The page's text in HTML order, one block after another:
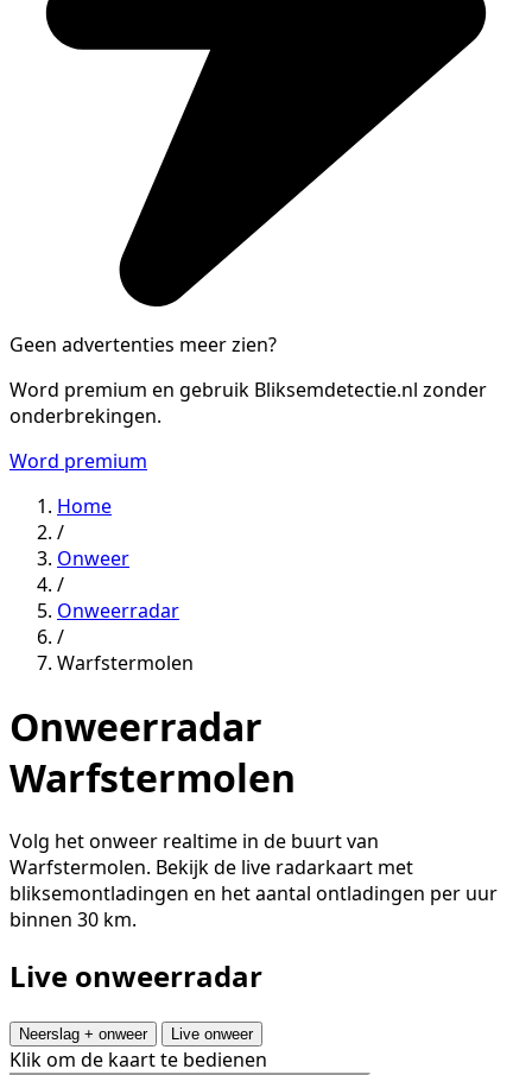
Geen advertenties meer zien?
Word premium en gebruik Bliksemdetectie.nl zonder
onderbrekingen.
Word premium
Home
/
Onweer
/
Onweerradar
/
Warfstermolen
Onweerradar
Warfstermolen
Volg het onweer realtime in de buurt van
Warfstermolen. Bekijk de live radarkaart met
bliksemontladingen en het aantal ontladingen per uur
binnen 30 km.
Live onweerradar
Neerslag + onweer Live onweer
Klik om de kaart te bedienen